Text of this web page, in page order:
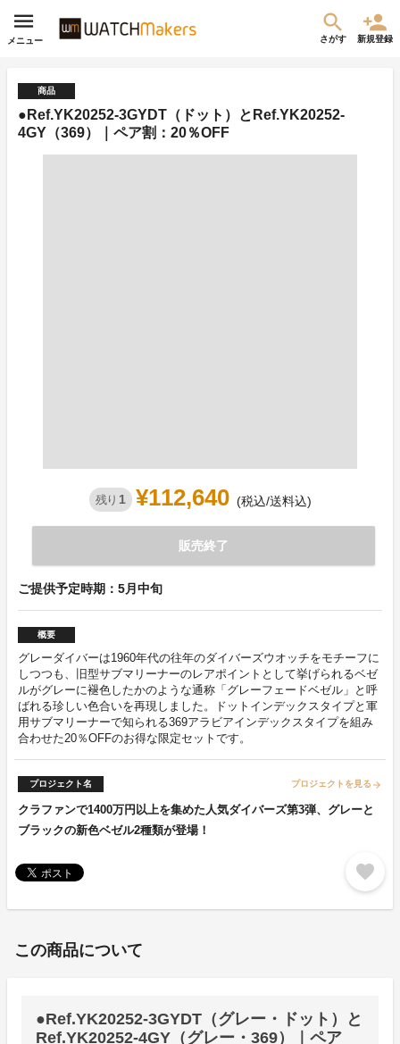
メニュー さがす 新規登録
商品
●Ref.YK20252-3GYDT（ドット）とRef.YK20252-
4GY（369）｜ペア割：20％OFF
残り 1 ¥112,640 (税込/送料込)
販売終了
ご提供予定時期：5月中旬
概要
グレーダイバーは1960年代の往年のダイバーズウオッチをモチーフに
しつつも、旧型サブマリーナーのレアポイントとして挙げられるベゼ
ルがグレーに褪色したかのような通称「グレーフェードベゼル」と呼
ばれる珍しい色合いを再現しました。ドットインデックスタイプと軍
用サブマリーナーで知られる369アラビアインデックスタイプを組み
合わせた20％OFFのお得な限定セットです。
プロジェクト名 プロジェクトを見る arrow_forward
クラファンで1400万円以上を集めた人気ダイバーズ第3弾、グレーと
ブラックの新色ベゼル2種類が登場！
favorite
この商品について
●Ref.YK20252-3GYDT（グレー・ドット）と
Ref.YK20252-4GY（グレー・369）｜ペア